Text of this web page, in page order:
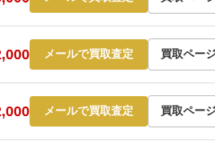
メールで買取査定 買取ペー
メールで買取査定 買取ペー